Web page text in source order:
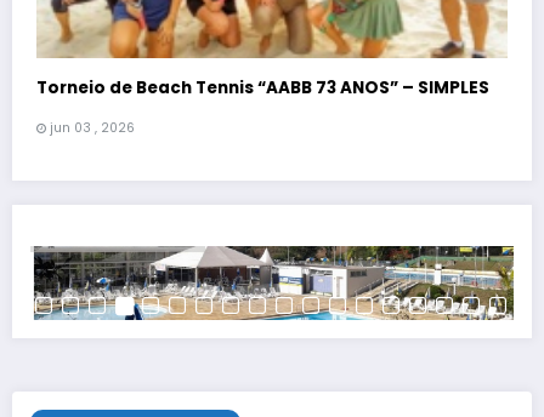
Torneio de Beach Tennis “AABB 73 ANOS” – SIMPLES
jun 03 , 2026